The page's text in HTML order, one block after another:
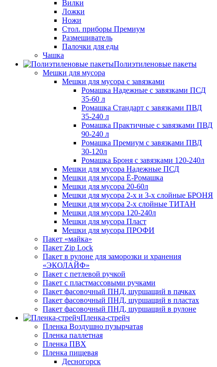
Вилки
Ложки
Ножи
Стол. приборы Премиум
Размешиватель
Палочки для еды
Чашка
Полиэтиленовые пакеты
Мешки для мусора
Мешки для мусора с завязками
Ромашка Надежные с завязками ПСД
35-60 л
Ромашка Стандарт с завязками ПВД
35-240 л
Ромашка Практичные с завязками ПВД
90-240 л
Ромашка Премиум с завязками ПВД
30-120л
Ромашка Броня с завязками 120-240л
Мешки для мусора Надежные ПСД
Мешки для мусора Ё-Ромашка
Мешки для мусора 20-60л
Мешки для мусора 2-х и 3-х слойные БРОНЯ
Мешки для мусора 2-х слойные ТИТАН
Мешки для мусора 120-240л
Мешки для мусора Пласт
Мешки для мусора ПРОФИ
Пакет «майка»
Пакет Zip Lock
Пакет в рулоне для заморозки и хранения
«ЭКОЛАЙФ»
Пакет с петлевой ручкой
Пакет с пластмассовыми ручками
Пакет фасовочный ПНД, шуршащий в пачках
Пакет фасовочный ПНД, шуршащий в пластах
Пакет фасовочный ПНД, шуршащий в рулоне
Пленка-стрейч
Пленка Воздушно пузырчатая
Пленка паллетная
Пленка ПВХ
Пленка пищевая
Десногорск